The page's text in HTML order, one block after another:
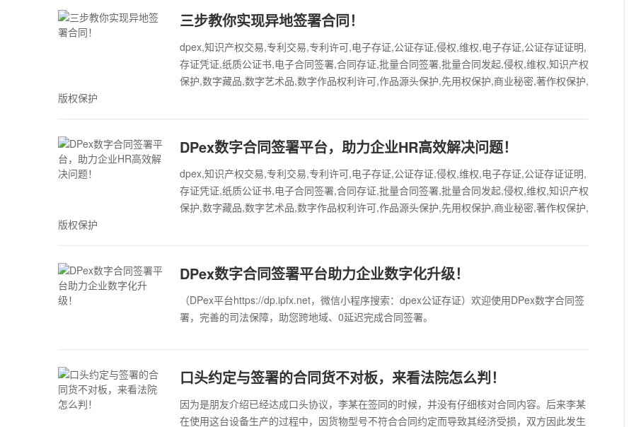
三步教你实现异地签署合同！
dpex,知识产权交易,专利交易,专利许可,电子存证,公证存证,侵权,维权,电子存证,公证存证证明,
存证凭证,纸质公证书,电子合同签署,合同存证,批量合同签署,批量合同发起,侵权,维权,知识产权
保护,数字藏品,数字艺术品,数字作品权利许可,作品源头保护,先用权保护,商业秘密,著作权保护,
版权保护
DPex数字合同签署平台，助力企业HR高效解决问题！
dpex,知识产权交易,专利交易,专利许可,电子存证,公证存证,侵权,维权,电子存证,公证存证证明,
存证凭证,纸质公证书,电子合同签署,合同存证,批量合同签署,批量合同发起,侵权,维权,知识产权
保护,数字藏品,数字艺术品,数字作品权利许可,作品源头保护,先用权保护,商业秘密,著作权保护,
版权保护
DPex数字合同签署平台助力企业数字化升级！
（DPex平台https://dp.ipfx.net，微信小程序搜索：dpex公证存证）欢迎使用DPex数字合同签
署，完善的司法保障，助您跨地域、0延迟完成合同签署。
口头约定与签署的合同货不对板，来看法院怎么判！
因为是朋友介绍已经达成口头协议，李某在签同的时候，并没有仔细核对合同内容。后来李某
在使用这台设备生产的过程中，因货物型号不符合合同约定而导致其经济受损，双方因此发生